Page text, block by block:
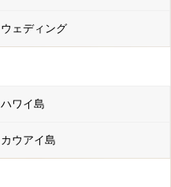
ウェディング
ハワイ島
カウアイ島